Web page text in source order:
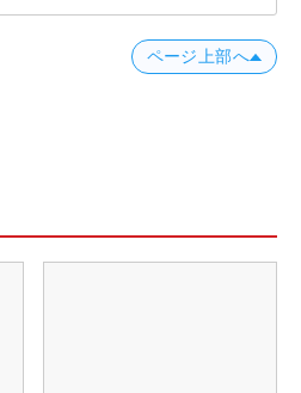
ページ上部へ